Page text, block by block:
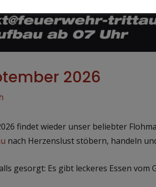
2026
findet wieder unser beliebter
nach Herzenslust stöbern, handeln
gesorgt: Es gibt leckeres Essen